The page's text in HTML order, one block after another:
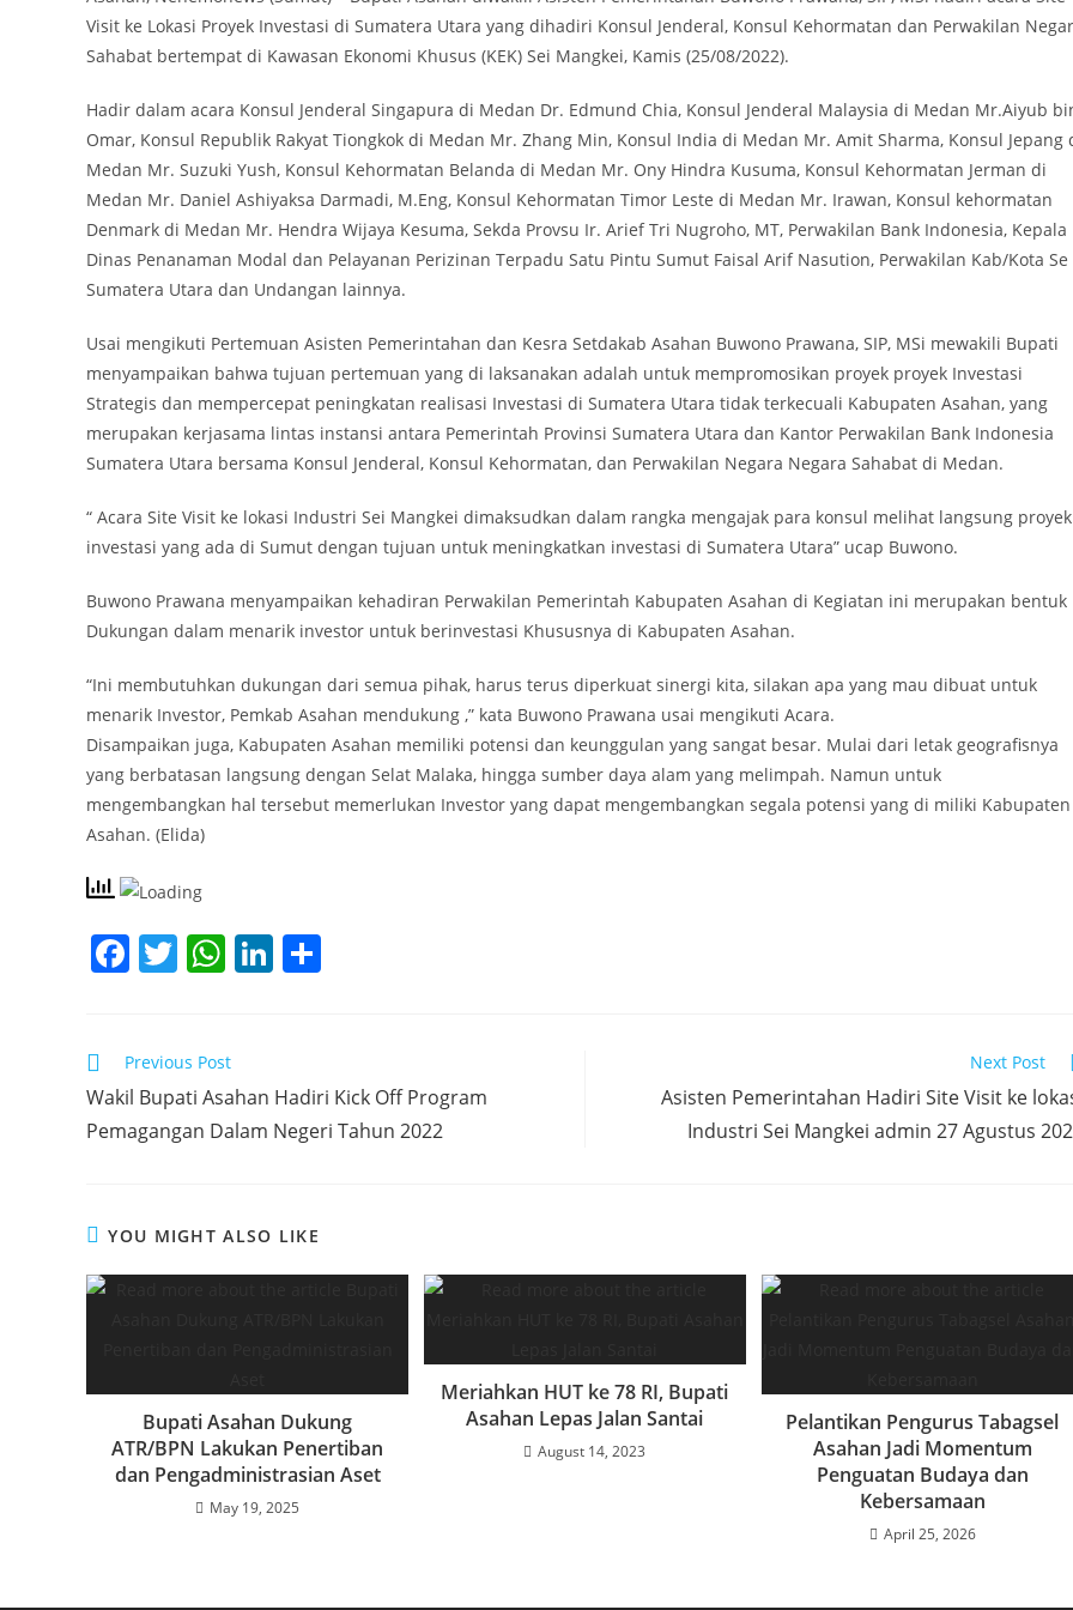
Visit ke Lokasi Proyek Investasi di Sumatera Utara yang dihadiri Konsul Jenderal, Konsul Kehormatan dan Perwakilan
Sahabat bertempat di Kawasan Ekonomi Khusus (KEK) Sei Mangkei, Kamis (25/08/2022).
Hadir dalam acara Konsul Jenderal Singapura di Medan Dr. Edmund Chia, Konsul Jenderal Malaysia di Medan Mr.Aiyub
Omar, Konsul Republik Rakyat Tiongkok di Medan Mr. Zhang Min, Konsul India di Medan Mr. Amit Sharma, Konsul Jepang
Medan Mr. Suzuki Yush, Konsul Kehormatan Belanda di Medan Mr. Ony Hindra Kusuma, Konsul Kehormatan Jerman di
Medan Mr. Daniel Ashiyaksa Darmadi, M.Eng, Konsul Kehormatan Timor Leste di Medan Mr. Irawan, Konsul kehormatan
Denmark di Medan Mr. Hendra Wijaya Kesuma, Sekda Provsu Ir. Arief Tri Nugroho, MT, Perwakilan Bank Indonesia, Kepala
Dinas Penanaman Modal dan Pelayanan Perizinan Terpadu Satu Pintu Sumut Faisal Arif Nasution, Perwakilan Kab/Kota Se
Sumatera Utara dan Undangan lainnya.
Usai mengikuti Pertemuan Asisten Pemerintahan dan Kesra Setdakab Asahan Buwono Prawana, SIP, MSi mewakili Bupati
menyampaikan bahwa tujuan pertemuan yang di laksanakan adalah untuk mempromosikan proyek proyek Investasi
Strategis dan mempercepat peningkatan realisasi Investasi di Sumatera Utara tidak terkecuali Kabupaten Asahan, yang
merupakan kerjasama lintas instansi antara Pemerintah Provinsi Sumatera Utara dan Kantor Perwakilan Bank Indonesia
Sumatera Utara bersama Konsul Jenderal, Konsul Kehormatan, dan Perwakilan Negara Negara Sahabat di Medan.
“ Acara Site Visit ke lokasi Industri Sei Mangkei dimaksudkan dalam rangka mengajak para konsul melihat langsung proyek
investasi yang ada di Sumut dengan tujuan untuk meningkatkan investasi di Sumatera Utara” ucap Buwono.
Buwono Prawana menyampaikan kehadiran Perwakilan Pemerintah Kabupaten Asahan di Kegiatan ini merupakan bentuk
Dukungan dalam menarik investor untuk berinvestasi Khususnya di Kabupaten Asahan.
“Ini membutuhkan dukungan dari semua pihak, harus terus diperkuat sinergi kita, silakan apa yang mau dibuat untuk
menarik Investor, Pemkab Asahan mendukung ,” kata Buwono Prawana usai mengikuti Acara.
Disampaikan juga, Kabupaten Asahan memiliki potensi dan keunggulan yang sangat besar. Mulai dari letak geografisnya
yang berbatasan langsung dengan Selat Malaka, hingga sumber daya alam yang melimpah. Namun untuk
mengembangkan hal tersebut memerlukan Investor yang dapat mengembangkan segala potensi yang di miliki Kabupaten
Asahan. (Elida)
F
e
b
o
k
T
er
W
s
A
p
Li
dI
n
Read
more
articles
Previous Post
Wakil Bupati Asahan Hadiri Kick Off Program
Pemagangan Dalam Negeri Tahun 2022
Next Post
Asisten Pemerintahan Hadiri Site Visit ke
Industri Sei Mangkei admin 27 Agustus
YOU MIGHT ALSO LIKE
Bupati Asahan Dukung
ATR/BPN Lakukan Penertiban
dan Pengadministrasian Aset
May 19, 2025
Meriahkan HUT ke 78 RI, Bupati
Asahan Lepas Jalan Santai
August 14, 2023
Pelantikan Pengurus Tabagsel
Asahan Jadi Momentum
Penguatan Budaya dan
Kebersamaan
April 25, 2026